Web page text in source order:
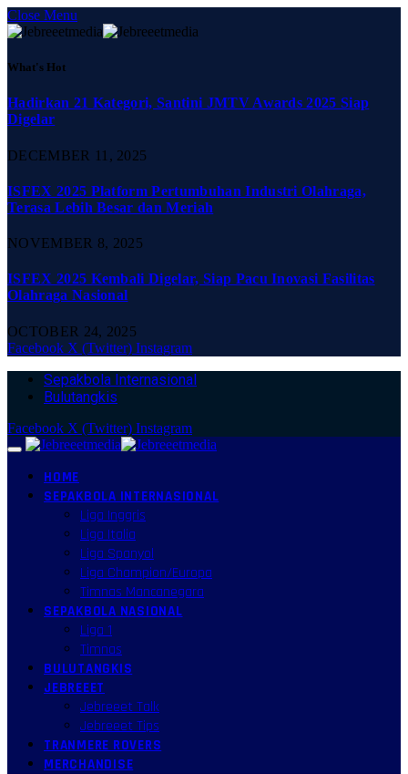
Close Menu
What's Hot
Hadirkan 21 Kategori, Santini JMTV Awards 2025 Siap
Digelar
DECEMBER 11, 2025
ISFEX 2025 Platform Pertumbuhan Industri Olahraga,
Terasa Lebih Besar dan Meriah
NOVEMBER 8, 2025
ISFEX 2025 Kembali Digelar, Siap Pacu Inovasi Fasilitas
Olahraga Nasional
OCTOBER 24, 2025
Facebook X (Twitter) Instagram
Sepakbola Internasional
Bulutangkis
Facebook X (Twitter) Instagram
HOME
SEPAKBOLA INTERNASIONAL
Liga Inggris
Liga Italia
Liga Spanyol
Liga Champion/Europa
Timnas Mancanegara
SEPAKBOLA NASIONAL
Liga 1
Timnas
BULUTANGKIS
JEBREEET
Jebreeet Talk
Jebreeet Tips
TRANMERE ROVERS
MERCHANDISE